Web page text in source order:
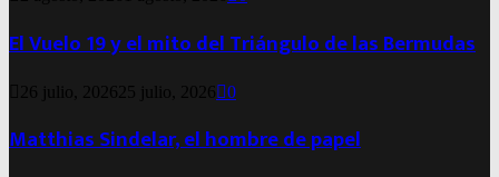
El Vuelo 19 y el mito del Triángulo de las Bermudas
26 julio, 2026 25 julio, 2026 0
Matthias Sindelar, el hombre de papel